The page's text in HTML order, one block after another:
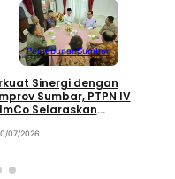
PerkebunanSumbar
Sinergi dengan
Sumbar, PTPN IV
Selaraskan
Daerah
07/2026